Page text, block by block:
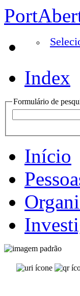
Index
Formulário de
Início